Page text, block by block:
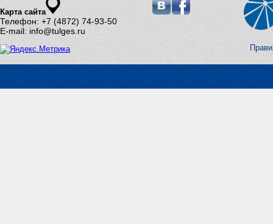
Карта сайта
Телефон: +7 (4872) 74-93-50
E-mail: info@tulges.ru